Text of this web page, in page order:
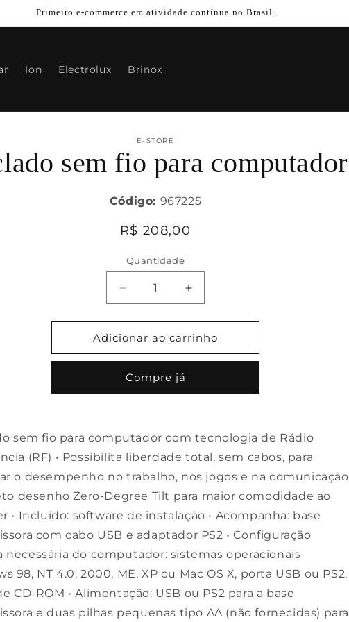
Primeiro e-commerce em atividade contínua no Brasil.
Ion Electrolux Brinox
E-STORE
sem fio para computador
Código: 967225
Preço
R$ 208,00
Quantidade
Diminuir
a
quantidade
de
Teclado
fio
para
Aumentar
a
quantidade
de
Teclado
para
Adicionar ao carrinho
Compre já
sem fio para computador com tecnologia de Rádio
(RF) • Possibilita liberdade total, sem cabos, para
o desempenho no trabalho, nos jogos e na comunicação
desenho Zero-Degree Tilt para maior comodidade ao
• Incluído: software de instalação • Acompanha: base
com cabo USB e adaptador PS2 • Configuração
necessária do computador: sistemas operacionais
98, NT 4.0, 2000, ME, XP ou Mac OS X, porta USB ou PS2,
CD-ROM • Alimentação: USB ou PS2 para a base
e duas pilhas pequenas tipo AA (não fornecidas) para